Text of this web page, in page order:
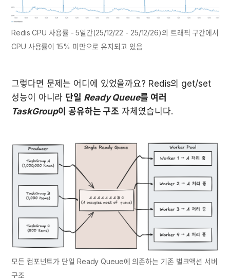
Redis CPU 사용률 - 5일간(25/12/22 - 25/12/26)의 트래픽 구간에서
CPU 사용률이 15% 미만으로 유지되고 있음
그렇다면 문제는 어디에 있었을까요? Redis의 get/set
성능이 아니라 단일 Ready Queue
TaskGroup이 공유하는 구조 자체였습니다.
모든 컴포넌트가 단일 Ready Queue에 의존하는 기존 벌크액션 서버
구조